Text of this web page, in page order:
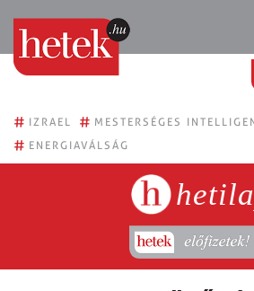
# IZRAEL # MESTERSÉGES
# ENERGIAVÁLSÁG